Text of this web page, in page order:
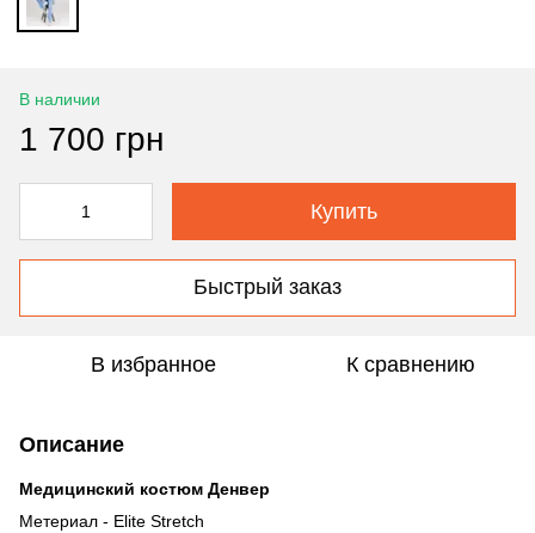
В наличии
1 700 грн
Купить
Быстрый заказ
В избранное К сравнению
Описание
Медицинский костюм Денвер
Метериал - Elite Stretch